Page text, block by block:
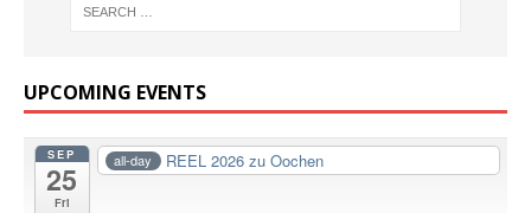
UPCOMING EVENTS
SEP
25
Fri
all-day REEL 2026 zu Oochen